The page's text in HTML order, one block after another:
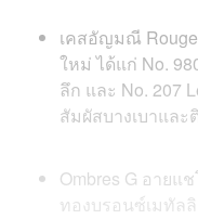
เคสอัญมณี
ใหม่ ได้แก่ No.
ลึก และ No. 207
สัมผัสบางเบาแล
Ombres G อายแ
ทองบรอนซ์เมทัล